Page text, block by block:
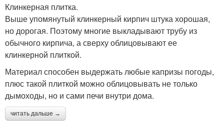
Клинкерная плитка.
Выше упомянутый клинкерный кирпич штука хорошая,
но дорогая. Поэтому многие выкладывают трубу из
обычного кирпича, а сверху облицовывают ее
клинкерной плиткой.
Материал способен выдержать любые капризы погоды,
плюс такой плиткой можно облицовывать не только
дымоходы, но и сами печи внутри дома.
читать дальше →